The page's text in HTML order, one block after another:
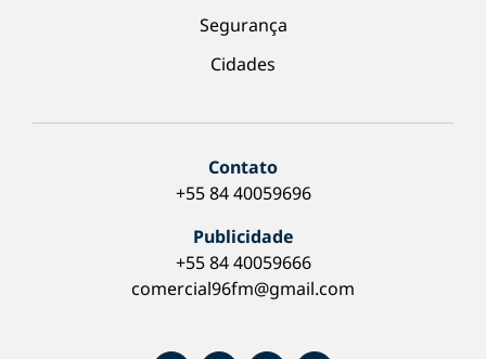
Segurança
Cidades
Contato
+55 84 40059696
Publicidade
+55 84 40059666
comercial96fm@gmail.com